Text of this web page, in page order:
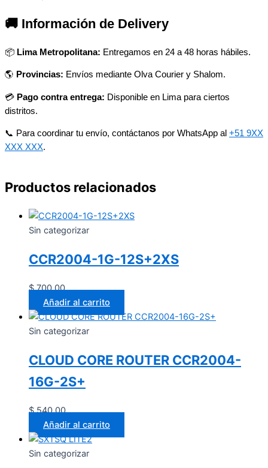
🚚 Información de Delivery
📦 Lima Metropolitana: Entregamos en 24 a 48 horas hábiles.
🌎 Provincias: Envíos mediante Olva Courier y Shalom.
💳 Pago contra entrega: Disponible en Lima para ciertos
distritos.
📞 Para coordinar tu envío, contáctanos por WhatsApp al +51 9XX
XXX XXX.
Productos relacionados
Sin categorizar
CCR2004-1G-12S+2XS
$700.00
Añadir al carrito
Sin categorizar
CLOUD CORE ROUTER CCR2004-
16G-2S+
$540.00
Añadir al carrito
Sin categorizar